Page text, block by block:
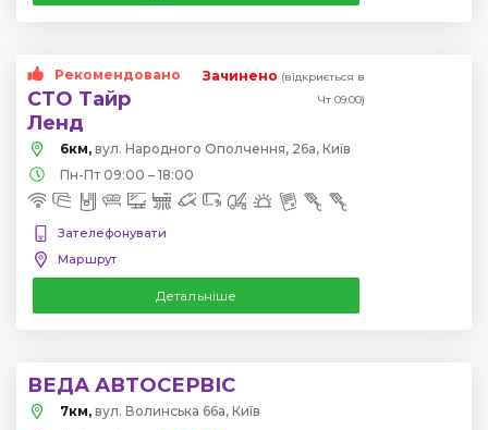
Рекомендовано
СТО Тайр
Ленд
Зачинено (відкриється в
Чт 09:00)
6км, вул. Народного Ополчення, 26а, Київ
Пн-Пт 09:00 – 18:00
Зателефонувати
Маршрут
Детальніше
ВЕДА АВТОСЕРВІС
7км, вул. Волинська 66а, Київ